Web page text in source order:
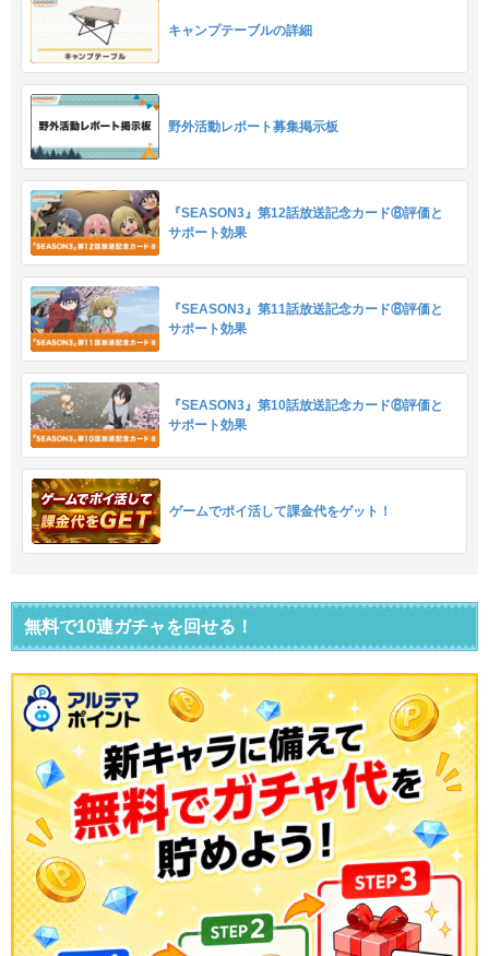
キャンプテーブルの詳細
野外活動レポート募集掲示板
『SEASON3』第12話放送記念カード⑧評価と
サポート効果
『SEASON3』第11話放送記念カード⑧評価と
サポート効果
『SEASON3』第10話放送記念カード⑧評価と
サポート効果
ゲームでポイ活して課金代をゲット！
無料で10連ガチャを回せる！